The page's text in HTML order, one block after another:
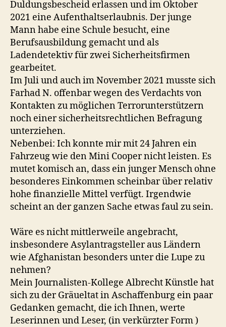
Duldungsbescheid erlassen und im Oktober
2021 eine Aufenthaltserlaubnis. Der junge
Mann habe eine Schule besucht, eine
Berufsausbildung gemacht und als
Ladendetektiv für zwei Sicherheitsfirmen
gearbeitet.
Im Juli und auch im November 2021 musste sich
Farhad N. offenbar wegen des Verdachts von
Kontakten zu möglichen Terrorunterstützern
noch einer sicherheitsrechtlichen Befragung
unterziehen.
Nebenbei: Ich konnte mir mit 24 Jahren ein
Fahrzeug wie den Mini Cooper nicht leisten. Es
mutet komisch an, dass ein junger Mensch ohne
besonderes Einkommen scheinbar über relativ
hohe finanzielle Mittel verfügt. Irgendwie
scheint an der ganzen Sache etwas faul zu sein.
Wäre es nicht mittlerweile angebracht,
insbesondere Asylantragsteller aus Ländern
wie Afghanistan besonders unter die Lupe zu
nehmen?
Mein Journalisten-Kollege Albrecht Künstle hat
sich zu der Gräueltat in Aschaffenburg ein paar
Gedanken gemacht, die ich Ihnen, werte
Leserinnen und Leser, (in verkürzter Form )